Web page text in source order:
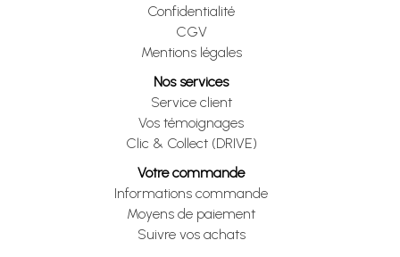
Confidentialité
CGV
Mentions légales
Nos services
Service client
Vos témoignages
Clic & Collect (DRIVE)
Votre commande
Informations commande
Moyens de paiement
Suivre vos achats